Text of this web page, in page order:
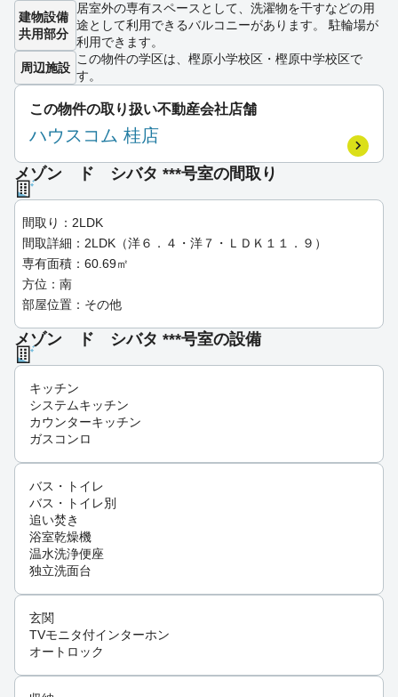
建物設備
共用部分
居室外の専有スペースとして、洗濯物を干すなどの用
途として利用できるバルコニーがあります。 駐輪場が
利用できます。
周辺施設
この物件の学区は、樫原小学校区・樫原中学校区で
す。
この物件の取り扱い不動産会社店舗
ハウスコム 桂店
メゾン ド シバタ ***号室の間取り
間取り：2LDK
間取詳細：2LDK（洋６．４・洋７・ＬＤＫ１１．９）
専有面積：60.69㎡
方位：南
部屋位置：その他
メゾン ド シバタ ***号室の設備
キッチン
システムキッチン
カウンターキッチン
ガスコンロ
バス・トイレ
バス・トイレ別
追い焚き
浴室乾燥機
温水洗浄便座
独立洗面台
玄関
TVモニタ付インターホン
オートロック